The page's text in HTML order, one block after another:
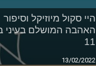
היי סקול מיוזיקל וסיפור
האהבה המושלם בעיני
11
13/02/2022